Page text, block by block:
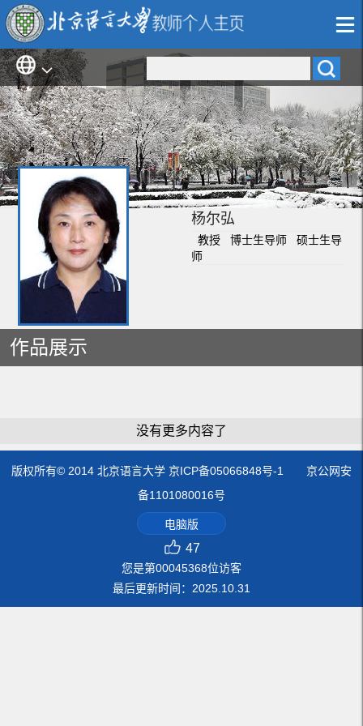
杨尔弘
教授 博士生导师 硕士生导
师
作品展示
没有更多内容了
版权所有© 2014 北京语言大学 京ICP备05066848号-1 京公网安
备1101080016号
电脑版
47
您是第00045368位访客
最后更新时间： 2025 10 31